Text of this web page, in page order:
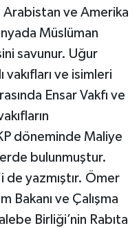
ve Amerika
Müslüman
savunur. Uğur
ve isimleri
Ensar Vakfı ve
döneminde Maliye
bulunmuştur.
yazmıştır. Ömer
Bakanı ve Çalışma
Birliği’nin Rabıta